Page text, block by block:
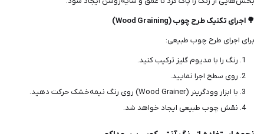
🌳 اجرای تکنیک طرح چوب (Wood Graining)
برای اجرای طرح چوب طبیعی:
رنگ را با مدیوم گلیز ترکیب کنید.
روی سطح اجرا نمایید.
با ابزار وودگرینر (Wood Grainer) روی رنگ نیمه‌خشک حرکت دهید.
نقش چوب طبیعی ایجاد خواهد شد.